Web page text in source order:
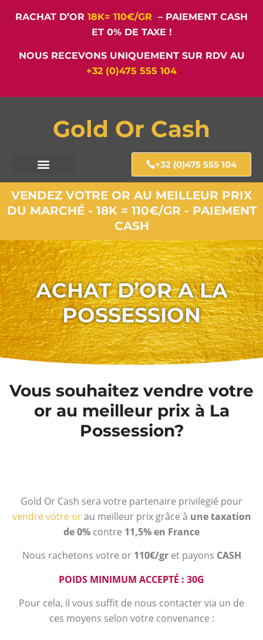
RACHAT D’OR 18K= 110€/GR – PAIEMENT CASH
ET 0% DE TAXE !
NOUS RECEVONS UNIQUEMENT SUR RDV AU
+32 (0)475 555 104
Gold Or Cash
+32 (0)475 555 104
VENDEZ VOTRE OR AU MEILLEUR PRIX
DU MARCHÉ - 18K = 110€/GR - PAIEMENT
CASH
ACHAT D’OR A LA
POSSESSION
Vous souhaitez vendre votre
or au meilleur prix à La
Possession?
Gold Or Cash sera votre partenaire privilegié pour
vendre votre orau meilleur prix grâce à une taxation
de 0% contre 11,5% en France
Nous rachetons votre or 110€/gr et payons CASH
POIDS MINIMUM ACCEPTÉ : 30G
Pour cela, il vous suffit de nous contacter via un de
ces moyens selon votre convenance :